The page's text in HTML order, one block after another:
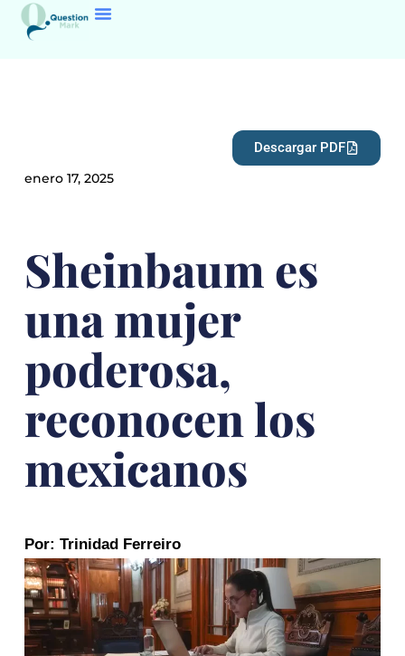
Descargar PDF
enero 17, 2025
Sheinbaum es
una mujer
poderosa,
reconocen los
mexicanos
Por: Trinidad Ferreiro